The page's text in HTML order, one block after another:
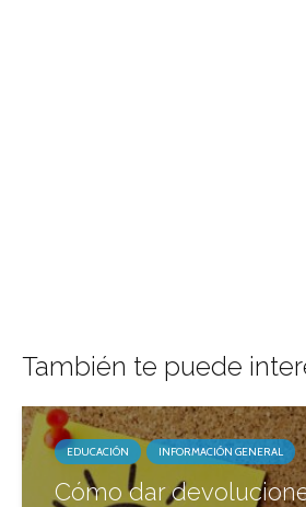
También te puede
EDUCACIÓN INFORMACIÓN GENERAL
Cómo dar